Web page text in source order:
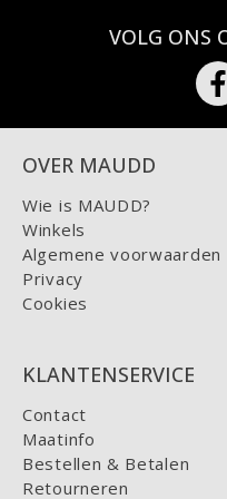
VOLG ONS
OVER MAUDD
Wie is MAUDD?
Winkels
Algemene voorwaarden
Privacy
Cookies
KLANTENSERVICE
Contact
Maatinfo
Bestellen & Betalen
Retourneren